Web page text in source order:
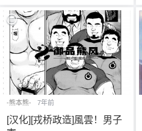
-熊本熊- 7年前
[汉化][戎桥政造]風雲！男子